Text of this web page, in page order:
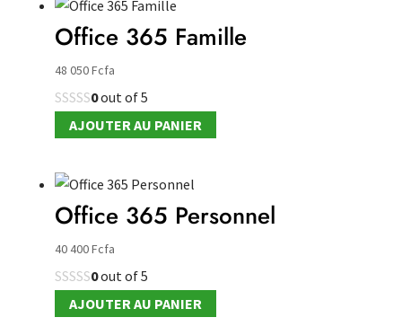
Office 365 Famille
48 050Fcfa
0out of 5
AJOUTER AU PANIER
Office 365 Personnel
40 400Fcfa
0out of 5
AJOUTER AU PANIER